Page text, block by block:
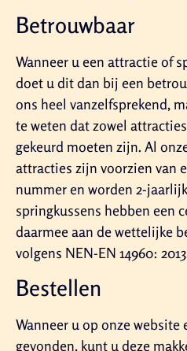
Betrouwbaar
Wanneer u een attractie of
doet u dit dan bij een
ons heel vanzelfsprekend,
te weten dat zowel
gekeurd moeten zijn. Al
attracties zijn voorzien van
nummer en worden 2-
springkussens hebben een
daarmee aan de wettelijke
volgens NEN-EN 14960:
Bestellen
Wanneer u op onze website
gevonden, kunt u deze